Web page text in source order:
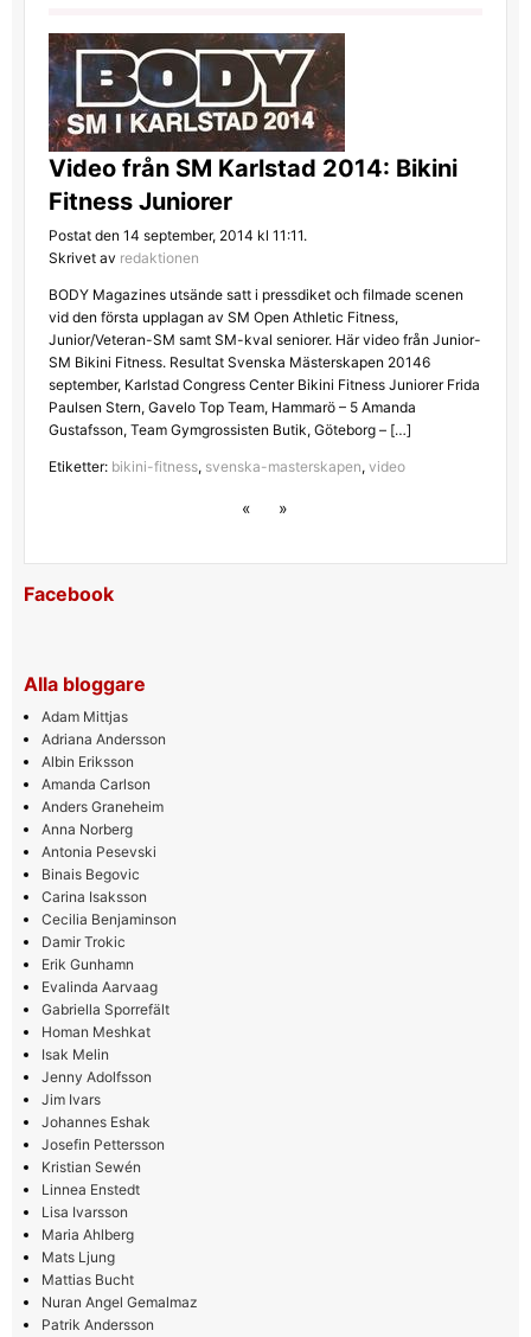
Video från SM Karlstad 2014: Bikini
Fitness Juniorer
Postat den 14 september, 2014 kl 11:11.
Skrivet av redaktionen
BODY Magazines utsände satt i pressdiket och filmade scenen
vid den första upplagan av SM Open Athletic Fitness,
Junior/Veteran-SM samt SM-kval seniorer. Här video från Junior-
SM Bikini Fitness. Resultat Svenska Mästerskapen 20146
september, Karlstad Congress Center Bikini Fitness Juniorer Frida
Paulsen Stern, Gavelo Top Team, Hammarö – 5 Amanda
Gustafsson, Team Gymgrossisten Butik, Göteborg – […]
Etiketter: bikini-fitness, svenska-masterskapen, video
« »
Facebook
Alla bloggare
Adam Mittjas
Adriana Andersson
Albin Eriksson
Amanda Carlson
Anders Graneheim
Anna Norberg
Antonia Pesevski
Binais Begovic
Carina Isaksson
Cecilia Benjaminson
Damir Trokic
Erik Gunhamn
Evalinda Aarvaag
Gabriella Sporrefält
Homan Meshkat
Isak Melin
Jenny Adolfsson
Jim Ivars
Johannes Eshak
Josefin Pettersson
Kristian Sewén
Linnea Enstedt
Lisa Ivarsson
Maria Ahlberg
Mats Ljung
Mattias Bucht
Nuran Angel Gemalmaz
Patrik Andersson